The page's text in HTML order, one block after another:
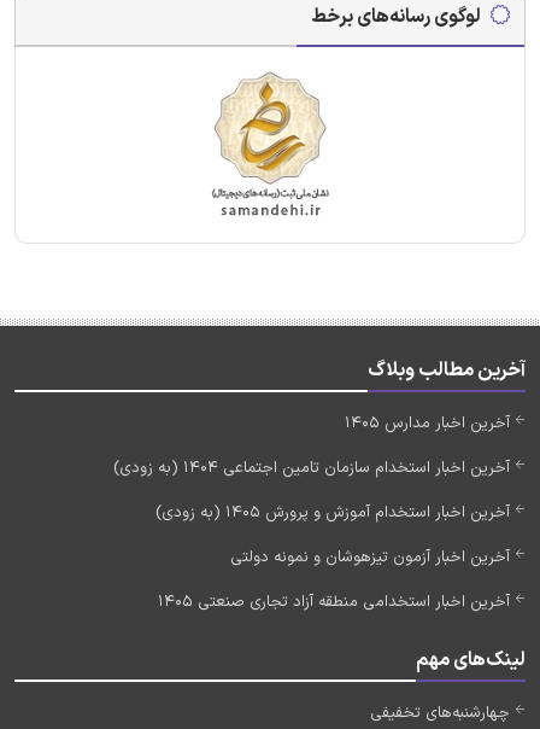
لوگوی رسانه‌های برخط
آخرین مطالب وبلاگ
آخرین اخبار مدارس 1405
آخرین اخبار استخدام سازمان تامین اجتماعی 1404 (به زودی)
آخرین اخبار استخدام آموزش و پرورش 1405 (به زودی)
آخرین اخبار آزمون تیزهوشان و نمونه دولتی
آخرین اخبار استخدامی منطقه آزاد تجاری صنعتی 1405
لینک‌های مهم
چهارشنبه‌های تخفیفی